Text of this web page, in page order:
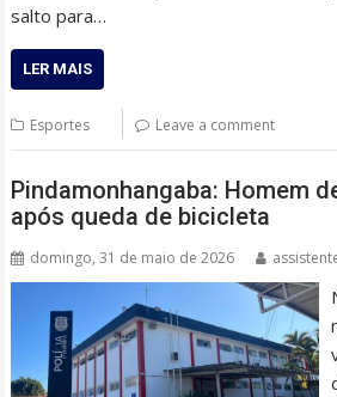
salto para…
LER MAIS
Esportes Leave a comment
Pindamonhangaba: Homem
após queda de bicicleta
domingo, 31 de maio de 2026